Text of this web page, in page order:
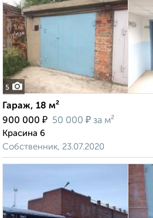
5
Гараж, 18 м²
900 000 ₽ 50 000 ₽ за м²
Красина 6
Собственник, 23.07.2020